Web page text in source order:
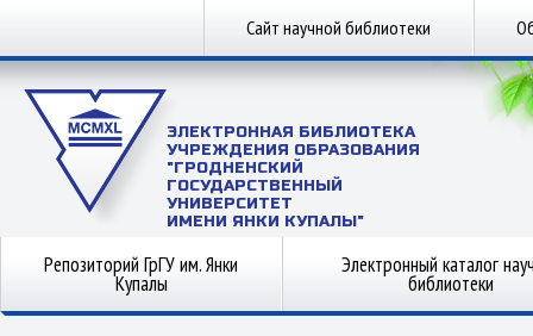
Сайт научной библиотеки
ЭЛЕКТРОННАЯ БИБЛИОТЕКА
УЧРЕЖДЕНИЯ ОБРАЗОВАНИЯ
"ГРОДНЕНСКИЙ
ГОСУДАРСТВЕННЫЙ
УНИВЕРСИТЕТ
ИМЕНИ ЯНКИ КУПАЛЫ"
Репозиторий ГрГУ им. Янки
Купалы
Электронный каталог
библиотеки